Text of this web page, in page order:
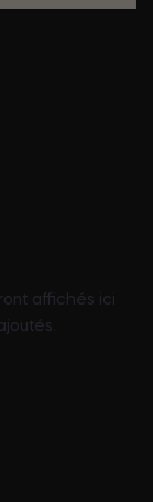
affichés ici